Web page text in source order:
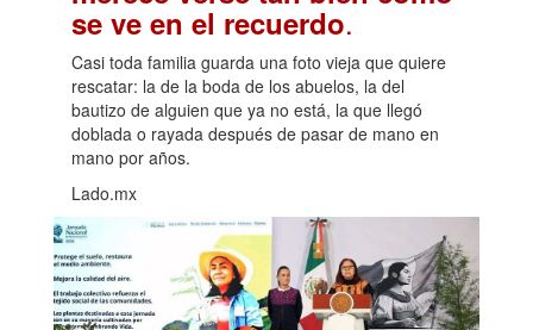
se ve en el recuerdo.
Casi toda familia guarda una foto vieja que quiere
rescatar: la de la boda de los abuelos, la del
bautizo de alguien que ya no está, la que llegó
doblada o rayada después de pasar de mano en
mano por años.
Lado.mx